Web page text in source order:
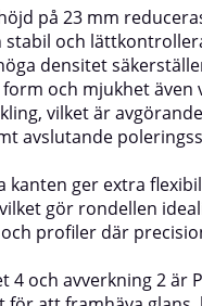
när ett helt
krävs.Med en
en avverkning
Pad
för finpolering,
av
av
utan att
profil
och lätt
vid
kant för
flexibilitet
konturer,
bättre
hårdhet på
5 är One
valet när
ska
för
lätt
mindre
(150 mm)
stabilitet
på 23 mm
stabil och
densitet
och mjukhet även
vilket är
avslutande
kanten ger extra
gör rondellen
profiler där
4 och avverkning 2 är